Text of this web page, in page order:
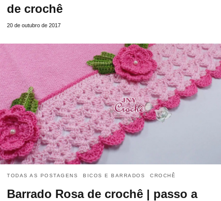
de crochê
20 de outubro de 2017
TODAS AS POSTAGENS BICOS E BARRADOS CROCHÊ
Barrado Rosa de crochê | passo a